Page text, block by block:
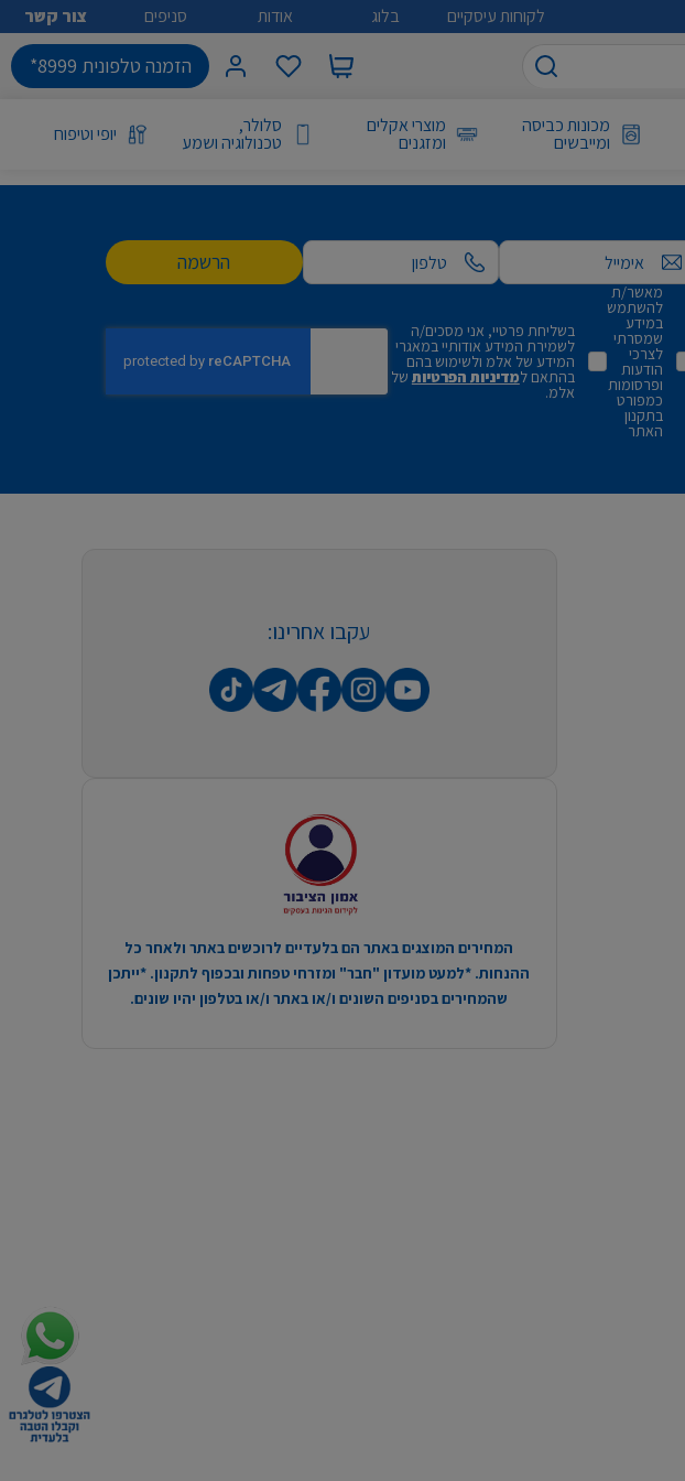
לקוחות עיסקיים בלוג אודות סניפים צור קשר
הזמנה טלפונית 8999*
מכונות כביסה
ומייבשים
מוצרי אקלים
ומזגנים
סלולר,
טכנולוגיה ושמע יופי וטיפוח
אימייל הרשמה
מאשר/ת
להשתמש
במידע
שמסרתי
לצרכי
הודעות
ופרסומות
כמפורט
בתקנון
האתר
בשליחת פרטיי, אני מסכים/ה
לשמירת המידע אודותיי במאגרי
המידע של אלמ ולשימוש בהם
בהתאם למדיניות הפרטיות של
אלמ.
עקבו אחרינו:
המחירים המוצגים באתר הם בלעדיים לרוכשים באתר ולאחר כל
ההנחות. *למעט מועדון "חבר" ומזרחי טפחות ובכפוף לתקנון. *ייתכן
שהמחירים בסניפים השונים ו/או באתר ו/או בטלפון יהיו שונים.